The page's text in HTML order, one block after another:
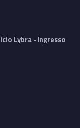
Lybra - Ingresso